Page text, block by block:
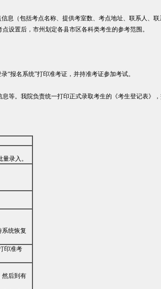
息（包括考点名称、提供考室数、考点地址、联系人、
设置后，市州划定各县市区各科类考生的参考范围。
“报名系统”打印准考证，并持准考证参加考试。
等。我院负责统一打印正式录取考生的《考生登记表》
录入。
系统恢复
印准考
然后到有